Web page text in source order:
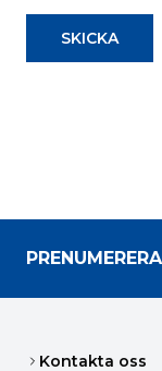
SKICKA
Kontakta oss